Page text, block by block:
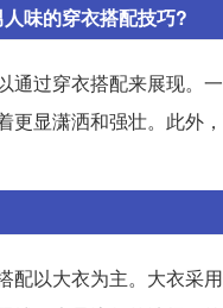
味的穿衣搭配技巧?
通过穿衣搭配来展现。
更显潇洒和强壮。此外
配以大衣为主。大衣采